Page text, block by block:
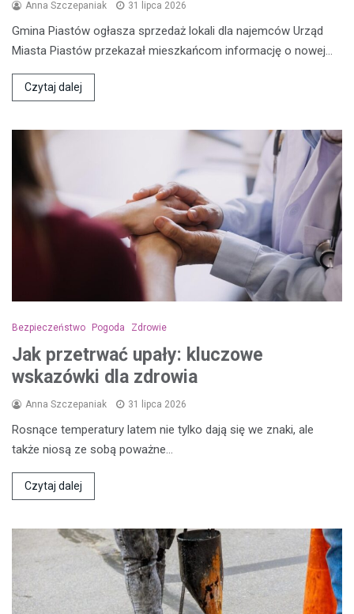
Anna Szczepaniak 31 lipca 2026
Gmina Piastów ogłasza sprzedaż lokali dla najemców Urząd
Miasta Piastów przekazał mieszkańcom informację o nowej…
Czytaj dalej
Bezpieczeństwo Pogoda Zdrowie
Jak przetrwać upały: kluczowe
wskazówki dla zdrowia
Anna Szczepaniak 31 lipca 2026
Rosnące temperatury latem nie tylko dają się we znaki, ale
także niosą ze sobą poważne…
Czytaj dalej